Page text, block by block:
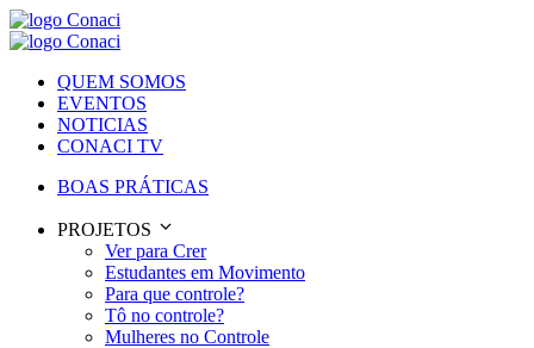
QUEM SOMOS
EVENTOS
NOTICIAS
CONACI TV
BOAS PRÁTICAS
PROJETOS
Ver para Crer
Estudantes em Movimento
Para que controle?
Tô no controle?
Mulheres no Controle